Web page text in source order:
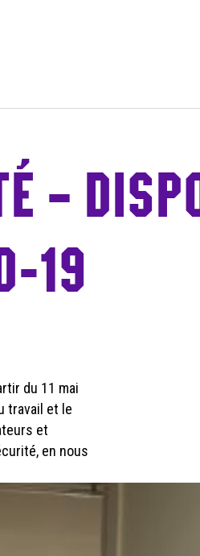
–
19
du 11 mai
travail et le
et
en nous